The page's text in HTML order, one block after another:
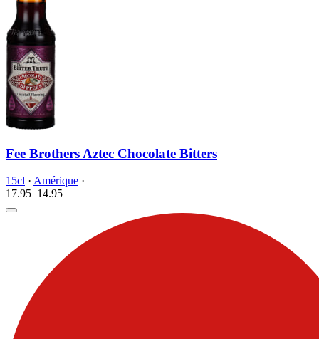
Fee Brothers Aztec Chocolate Bitters
15cl · Amérique ·
17.95 14.95